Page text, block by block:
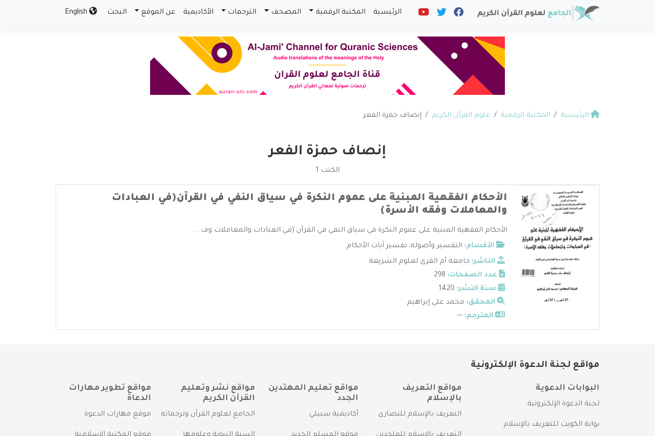
الرئيسية المكتبة الرقمية المصحف الترجمات الأكاديمية عن الموقع البحث
الرئيسية المكتبة الرقمية علوم القرآن الكريم إنصاف حمزة الفعر
إنصاف حمزة الفعر
الكتب 1
الأحكام الفقهية المبنية على عموم النكرة في سياق النفي في القرآن(في العبادات
والمعاملات وفقه الأسرة)
الأحكام الفقهية المبنية على عموم النكرة في سياق النفي في القرآن (في العبادات والمعاملات وف ...
الأقسام: التفسير وأصوله, تفسير آيات الأحكام
الناشر: جامعة أم القرى لعلوم الشريعة
عدد الصفحات:
سنة النشر:
المحقق: محمد علي إبراهيم
المترجم: ---
مواقع لجنة الدعوة الإلكترونية
البوابات الدعوية
لجنة الدعوة الإلكترونية
بوابة الكويت للتعريف بالإسلام
مواقع التعريف
بالإسلام
التعريف بالإسلام للنصارى
مواقع تعليم المهتدين
الجدد
أكاديمية سبيلي
مواقع نشر وتعليم
القرآن الكريم
الجامع لعلوم القرآن وترجماته
مواقع تطوير مهارات
الدعاة
موقع مهارات الدعوة